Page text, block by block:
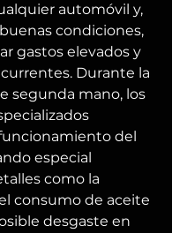
automóvil y,
condiciones,
gastos elevados y
Durante la
segunda mano, los
del
especial
como la
consumo de aceite
desgaste en